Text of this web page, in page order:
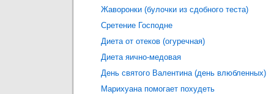
Жаворонки (булочки из сдобного теста)
Сретение Господне
Диета от отеков (огуречная)
Диета яично-медовая
День святого Валентина (день влюбленных)
Марихуана помогает похудеть